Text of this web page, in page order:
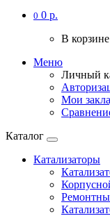
0 0 р.
В
Меню
Личный
Мои
Каталог
Катализаторы